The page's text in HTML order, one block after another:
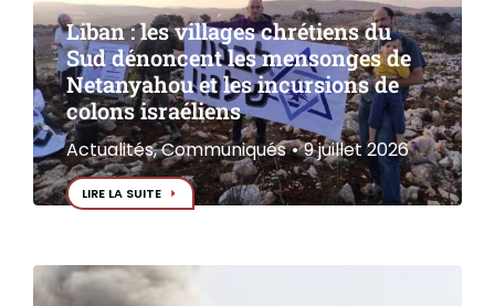
Liban : les villages chrétiens du
Sud dénoncent les mensonges de
Netanyahou et les incursions de
colons israéliens
Actualités,Communiqués 9 juillet 2026
LIRE LA SUITE